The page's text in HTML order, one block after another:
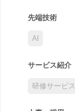
先端技術
AI
サービス紹介
研修サービス